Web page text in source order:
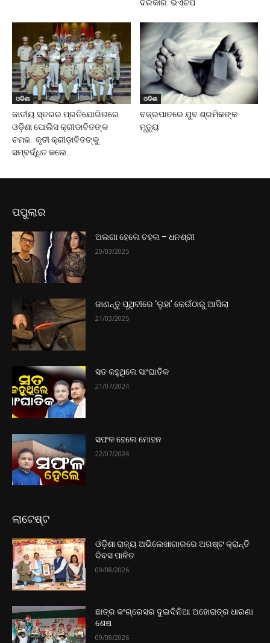
ଦରକାର: ଭିଏଚପି
ଓଡିଶା
ଜାତୀୟ ସ୍ତରର ପ୍ରତିଯୋଗିତାରେ
ଓଡ଼ିଶା ପୋଲିସ କ୍ରୀଡାବିତଙ୍କ
ଚମକ: କୃତୀ କ୍ରୀଡ଼ାବିତଙ୍କୁ
ସମ୍ବର୍ଦ୍ଧିତ କଲେ...
ଓଡିଶା
ବଜ୍ରପାତରେ ଯୁବ ଶ୍ରମିକଙ୍କ
ମୃତ୍ୟୁ
ପପୁଲାର
ଅଲଗା ହେଲେ ଚହଲ – ଧନଶ୍ରୀ
20/03/2025
ଜାଣନ୍ତୁ ପୃଥିବୀରେ ‘ଲୁହା’ କେଉଁଠାରୁ ଆସିଲା
21/03/2025
ସତ କହୁଥିଲେ ସାଂଘାତିକ
21/07/2024
ସଫଳ ହେଲେ ମୋହନ
22/07/2024
ଲାଟେଷ୍ଟ
ଓଡ଼ିଶା ରାଜ୍ୟ ଅଭିଲେଖାଗାରରେ ଅଗଷ୍ଟ କ୍ରାନ୍ତି
ଦିବସ ପାଳିତ
09/08/2026
ଛାତ୍ର କଂଗ୍ରେସର ଦୁଇଦିନିଆ ଅହୋରାତ୍ର ଧାରଣା
ଶେଷ
09/08/2026